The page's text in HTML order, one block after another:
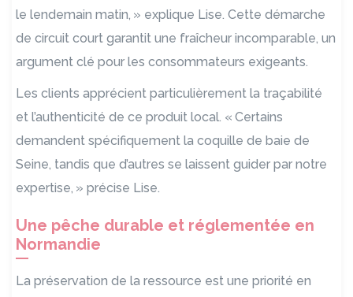
le lendemain matin, » explique Lise. Cette démarche
de circuit court garantit une fraîcheur incomparable, un
argument clé pour les consommateurs exigeants.
Les clients apprécient particulièrement la traçabilité
et l’authenticité de ce produit local. « Certains
demandent spécifiquement la coquille de baie de
Seine, tandis que d’autres se laissent guider par notre
expertise, » précise Lise.
Une pêche durable et réglementée en
Normandie
La préservation de la ressource est une priorité en